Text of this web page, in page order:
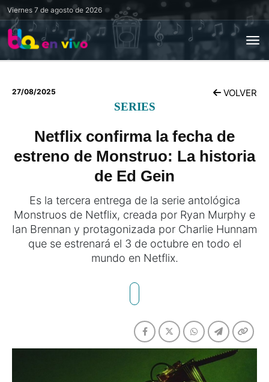
Viernes 7 de agosto de 2026
27/08/2025 VOLVER
SERIES
Netflix confirma la fecha de
estreno de Monstruo: La historia
de Ed Gein
Es la tercera entrega de la serie antológica
Monstruos de Netflix, creada por Ryan Murphy e
Ian Brennan y protagonizada por Charlie Hunnam
que se estrenará el 3 de octubre en todo el
mundo en Netflix.